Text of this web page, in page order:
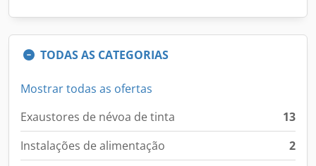
TODAS AS CATEGORIAS
Mostrar todas as ofertas
Exaustores de névoa de tinta
13
Instalações de alimentação
2